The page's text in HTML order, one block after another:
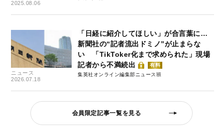
2025.08.06
ニュース
2026.07.18
「日経に紹介してほしい」が合言葉に…
新聞社の“記者流出ドミノ”が止まらな
い 「TikToker化まで求められた」現場
記者から不満続出
有料
集英社オンライン編集部ニュース班
会員限定記事一覧を見る